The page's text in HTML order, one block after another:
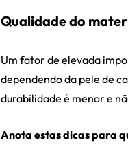
Qualidade do
Um fator de elevada
dependendo da pele de
durabilidade é menor e
Anota estas dicas para